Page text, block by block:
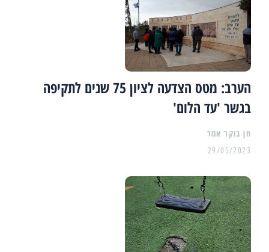
הערב: מטס הצדעה לציון 75 שנים לתקיפה
בגשר 'עד הלום'
29/05/2023